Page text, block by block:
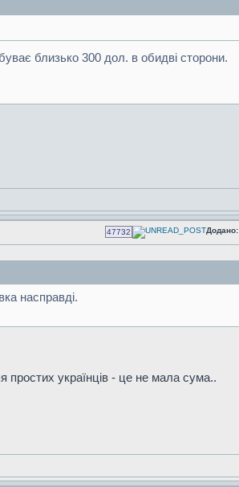
близько 300 дол. в обидві сторони.
47732 Додано:
насправді.
простих українців - це не мала сума..